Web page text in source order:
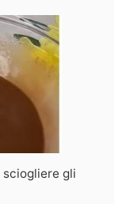
gli